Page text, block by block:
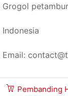
Pembanding
Grogol
Indonesia
Email:
© 2026